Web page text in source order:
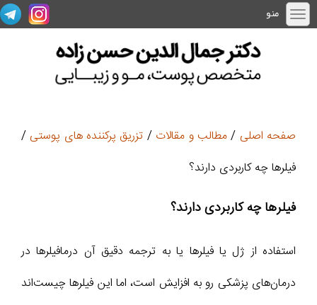
منو
صفحه اصلی /مطالب و مقالات / تزریق پرکننده های پوستی /
فیلرها چه کاربردی دارند؟
فیلرها چه کاربردی دارند؟
استفاده از ژل یا فیلرها یا به ترجمه دقیق آن درمافیلرها در
درمان‌های پزشکی رو به افزایش است، اما این فیلرها چیست‌اند